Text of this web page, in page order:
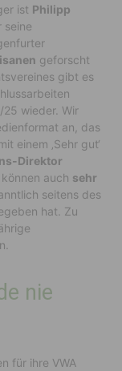
ist Philipp
seine
geforscht
gibt es
wieder. Wir
an, das
einem ‚Sehr gut‘
Direktor
auch sehr
seitens des
hat. Zu
nie
für ihre VWA